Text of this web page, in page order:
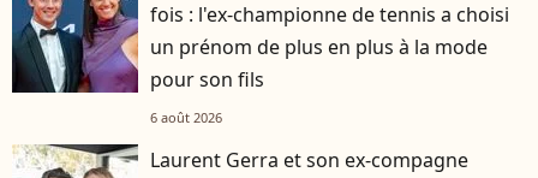
fois : l'ex-championne de tennis a choisi
un prénom de plus en plus à la mode
pour son fils
6 août 2026
Laurent Gerra et son ex-compagne